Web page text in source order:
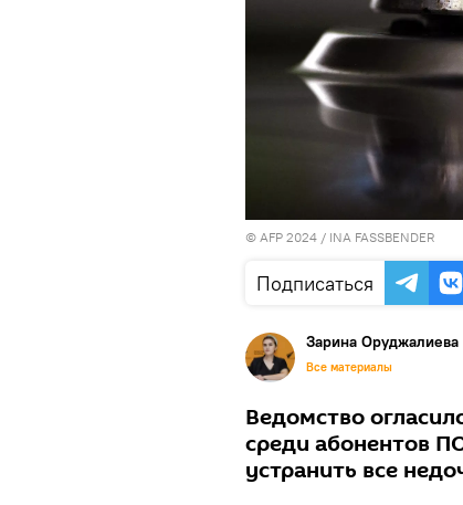
© AFP 2024 / INA FASSBENDER
Подписаться
Зарина Оруджалиева
Все материалы
Ведомство
среди абонентов
устранить все